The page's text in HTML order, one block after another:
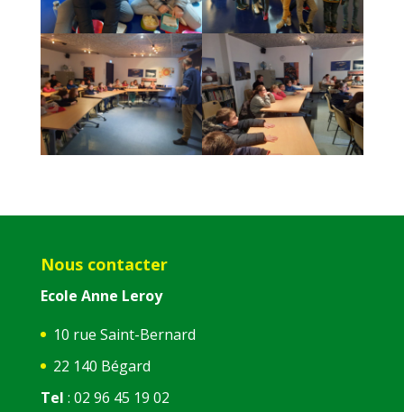
Nous contacter
Ecole Anne Leroy
10 rue Saint-Bernard
22 140 Bégard
Tel : 02 96 45 19 02